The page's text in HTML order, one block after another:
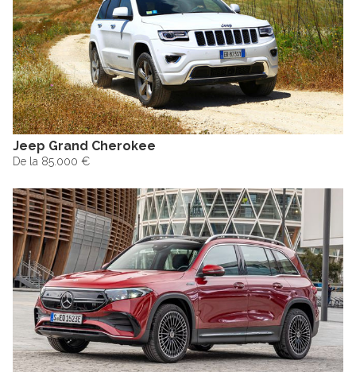
Jeep Grand Cherokee
De la 85.000 €